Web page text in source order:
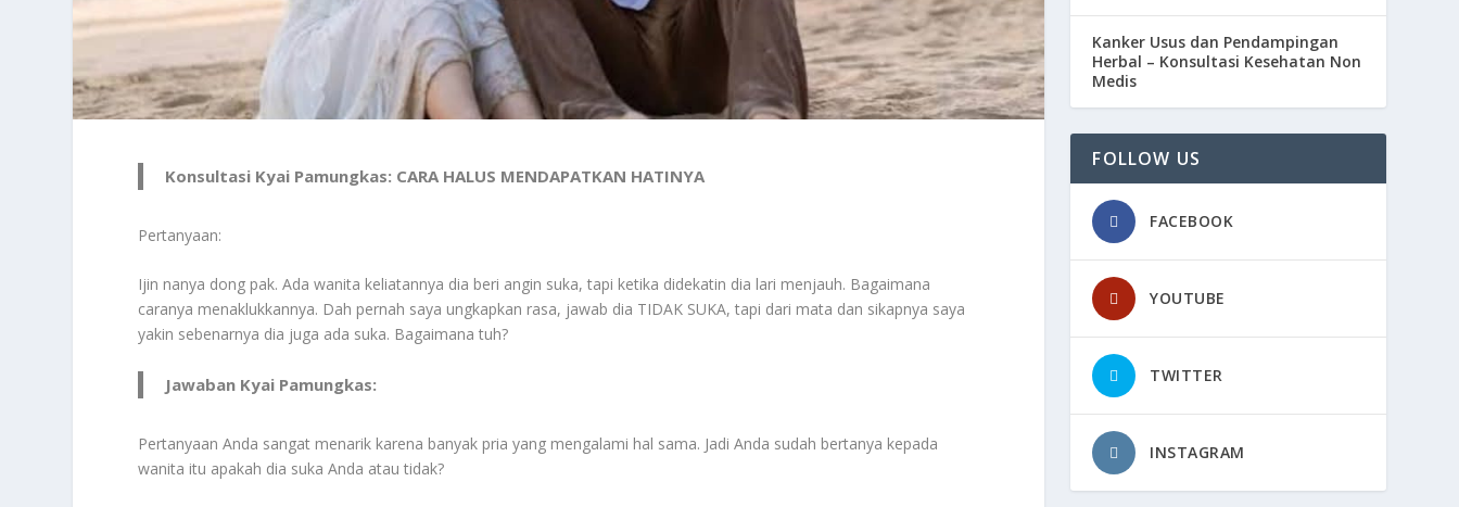
Konsultasi Kyai Pamungkas: CARA HALUS MENDAPATKAN HATINYA
Pertanyaan:
Ijin nanya dong pak. Ada wanita keliatannya dia beri angin suka, tapi ketika didekatin dia lari menjauh. Bagaimana
caranya menaklukkannya. Dah pernah saya ungkapkan rasa, jawab dia TIDAK SUKA, tapi dari mata dan sikapnya saya
yakin sebenarnya dia juga ada suka. Bagaimana tuh?
Jawaban Kyai Pamungkas:
Pertanyaan Anda sangat menarik karena banyak pria yang mengalami hal sama. Jadi Anda sudah bertanya kepada
wanita itu apakah dia suka Anda atau tidak?
Kanker Usus dan Pendampingan
Herbal – Konsultasi Kesehatan Non
Medis
FOLLOW US
FACEBOOK
YOUTUBE
TWITTER
INSTAGRAM